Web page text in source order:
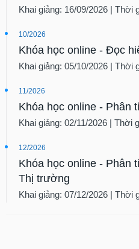
Khai giảng: 16/09/2026 | Thời
10/2026
Khóa học online - Đọc
Khai giảng: 05/10/2026 | Thời
11/2026
Khóa học online - Phân
Khai giảng: 02/11/2026 | Thời
12/2026
Khóa học online - Phân
Thị trường
Khai giảng: 07/12/2026 | Thời